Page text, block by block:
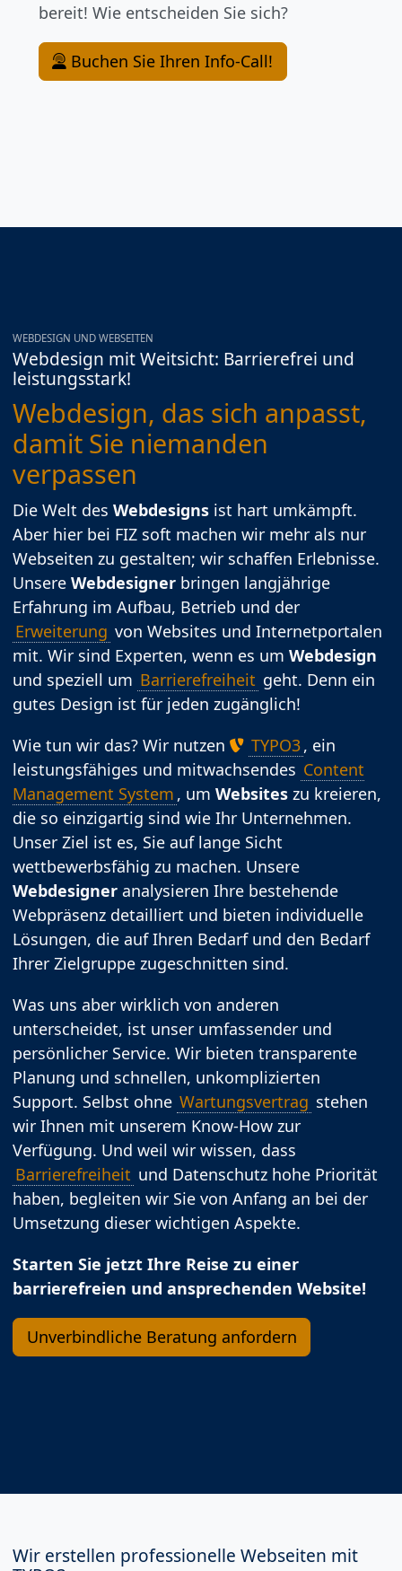
bereit! Wie entscheiden Sie sich?
Buchen Sie Ihren Info-Call!
WEBDESIGN UND WEBSEITEN
Webdesign mit Weitsicht: Barrierefrei und
leistungsstark!
Webdesign, das sich anpasst,
damit Sie niemanden
verpassen
Die Welt desWebdesigns ist hart umkämpft.
Aber hier bei FIZ soft machen wir mehr als nur
Webseiten zu gestalten; wir schaffen Erlebnisse.
UnsereWebdesigner bringen langjährige
Erfahrung im Aufbau, Betrieb und der
Erweiterung von Websites und Internetportalen
mit. Wir sind Experten, wenn es umWebdesign
und speziell um Barrierefreiheit geht. Denn ein
gutes Design ist für jeden zugänglich!
Wie tun wir das? Wir nutzen
TYPO3, ein
leistungsfähiges und mitwachsendes Content
Management System , umWebsites zu kreieren,
die so einzigartig sind wie Ihr Unternehmen.
Unser Ziel ist es, Sie auf lange Sicht
wettbewerbsfähig zu machen. Unsere
Webdesigner analysieren Ihre bestehende
Webpräsenz detailliert und bieten individuelle
Lösungen, die auf Ihren Bedarf und den Bedarf
Ihrer Zielgruppe zugeschnitten sind.
Was uns aber wirklich von anderen
unterscheidet, ist unser umfassender und
persönlicher Service. Wir bieten transparente
Planung und schnellen, unkomplizierten
Support. Selbst ohne Wartungsvertrag stehen
wir Ihnen mit unserem Know-How zur
Verfügung. Und weil wir wissen, dass
Barrierefreiheit und Datenschutz hohe Priorität
haben, begleiten wir Sie von Anfang an bei der
Umsetzung dieser wichtigen Aspekte.
Starten Sie jetzt Ihre Reise zu einer
barrierefreien und ansprechenden Website!
Unverbindliche Beratung anfordern
Wir erstellen professionelle Webseiten mit